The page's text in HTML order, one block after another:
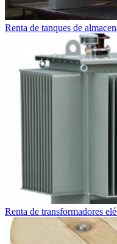
Renta de tanques de
Renta de transformadores